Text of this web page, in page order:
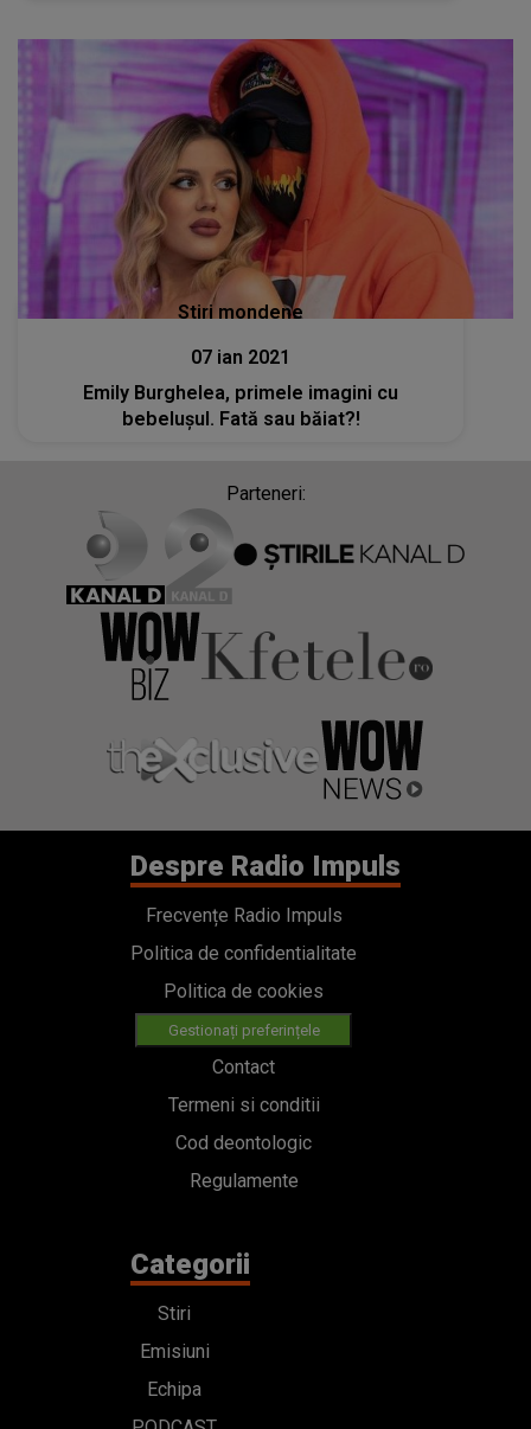
Stiri mondene
07 ian 2021
Emily Burghelea, primele imagini cu
bebelușul. Fată sau băiat?!
Parteneri:
Despre Radio Impuls
Frecvențe Radio Impuls
Politica de confidentialitate
Politica de cookies
Gestionați preferințele
Contact
Termeni si conditii
Cod deontologic
Regulamente
Categorii
Stiri
Emisiuni
Echipa